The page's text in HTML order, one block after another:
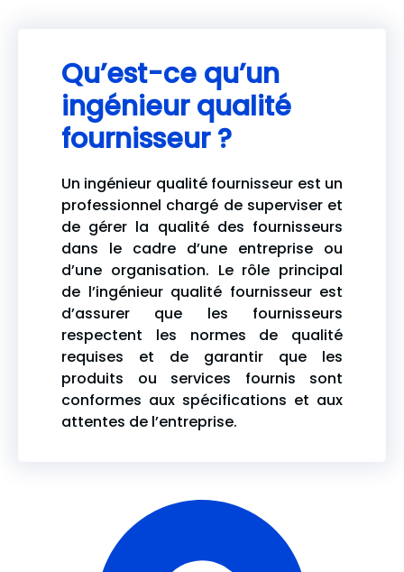
Qu’est-ce qu’un
ingénieur qualité
fournisseur ?
Un ingénieur qualité fournisseur est un
professionnel chargé de superviser et
de gérer la qualité des fournisseurs
dans le cadre d’une entreprise ou
d’une organisation. Le rôle principal
de l’ingénieur qualité fournisseur est
d’assurer que les fournisseurs
respectent les normes de qualité
requises et de garantir que les
produits ou services fournis sont
conformes aux spécifications et aux
attentes de l’entreprise.